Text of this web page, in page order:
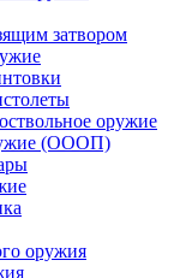
затвором
оружие
(ОООП)
оружия